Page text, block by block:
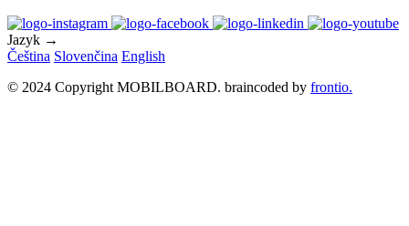
Jazyk →
Čeština Slovenčina English
© 2024 Copyright MOBILBOARD. braincoded by frontio.